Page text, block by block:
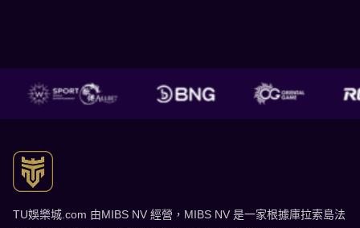
TU娛樂城.com 由MIBS NV 經營，MIBS NV 是一家根據庫拉索島法